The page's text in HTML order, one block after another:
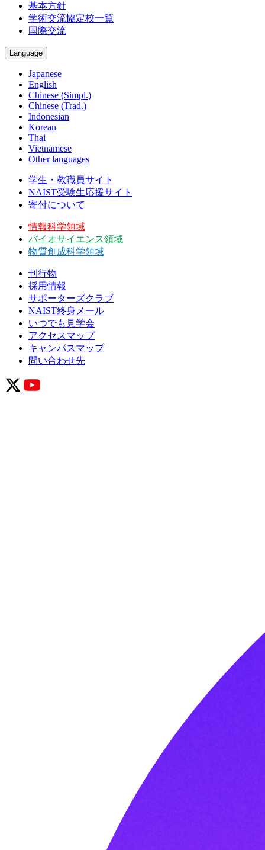
基本方針
学術交流協定校一覧
国際交流
Language
Japanese
English
Chinese (Simpl.)
Chinese (Trad.)
Indonesian
Korean
Thai
Vietnamese
Other languages
学生・教職員サイト
NAIST受験生応援サイト
寄付について
情報科学領域
バイオサイエンス領域
物質創成科学領域
刊行物
採用情報
サポーターズクラブ
NAIST終身メール
いつでも見学会
アクセスマップ
キャンパスマップ
問い合わせ先